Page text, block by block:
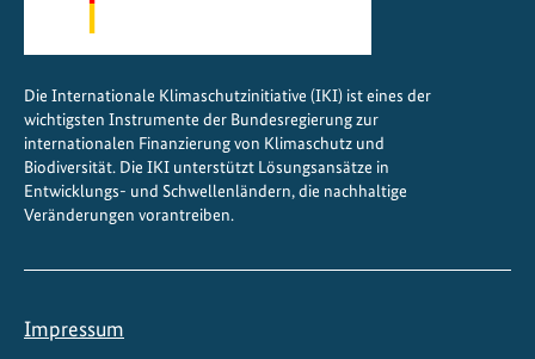
Die Internationale Klimaschutzinitiative (IKI) ist eines der
wichtigsten Instrumente der Bundesregierung zur
internationalen Finanzierung von Klimaschutz und
Biodiversität. Die IKI unterstützt Lösungsansätze in
Entwicklungs- und Schwellenländern, die nachhaltige
Veränderungen vorantreiben.
Impressum